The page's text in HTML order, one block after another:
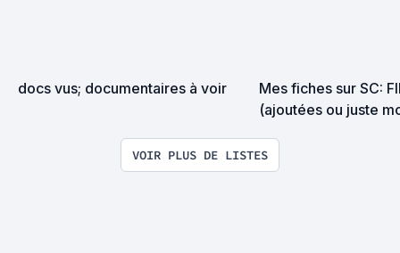
docs vus; documentaires à voir
Mes fiches sur SC:
(ajoutées ou juste
VOIR PLUS DE LISTES